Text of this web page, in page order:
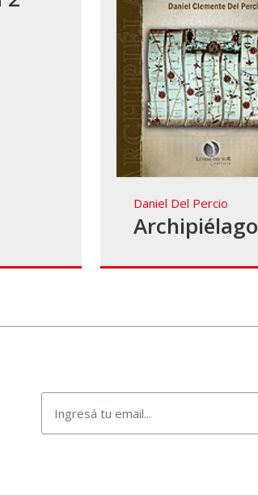
Daniel Del Percio
Archipiélago